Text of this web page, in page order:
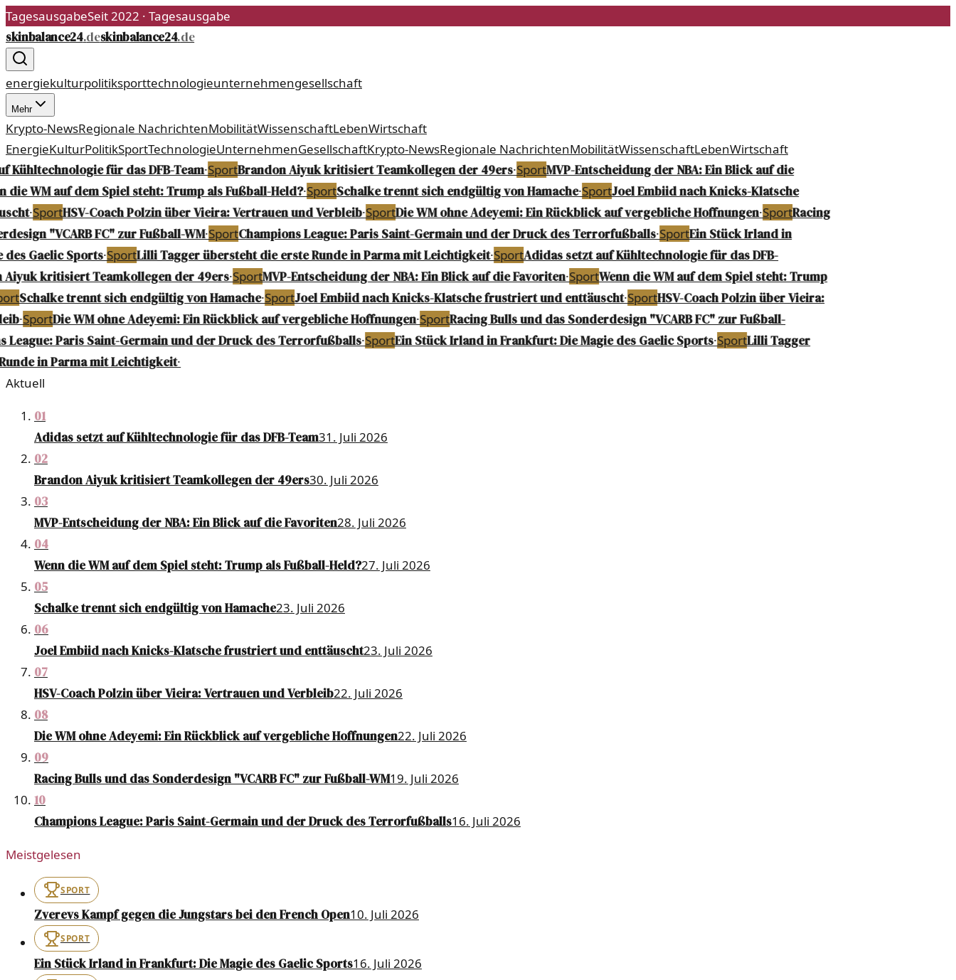
TagesausgabeSeit 2022 · Tagesausgabe
skinbalance24.deskinbalance24.de
energiekulturpolitiksporttechnologieunternehmengesellschaft
Mehr
Krypto-NewsRegionale NachrichtenMobilitätWissenschaftLebenWirtschaft
EnergieKulturPolitikSportTechnologieUnternehmenGesellschaftKrypto-NewsRegionale NachrichtenMobilitätWissenschaftLebenWirtschaft
für das DFB-Team·SportBrandon Aiyuk kritisiert Teamkollegen der 49ers·SportMVP-Entscheidung der NBA: Ein Blick auf die
die WM auf dem Spiel steht: Trump als Fußball-Held?·SportSchalke trennt sich endgültig von Hamache·SportJoel Embiid nach Knicks-Klatsche
·SportHSV-Coach Polzin über Vieira: Vertrauen und Verbleib·SportDie WM ohne Adeyemi: Ein Rückblick auf vergebliche Hoffnungen·SportRacing
"VCARB FC" zur Fußball-WM·SportChampions League: Paris Saint-Germain und der Druck des Terrorfußballs·SportEin Stück Irland in
Gaelic Sports·SportLilli Tagger übersteht die erste Runde in Parma mit Leichtigkeit·SportAdidas setzt auf Kühltechnologie für das DFB-
kritisiert Teamkollegen der 49ers·SportMVP-Entscheidung der NBA: Ein Blick auf die Favoriten·SportWenn die WM auf dem Spiel steht: Trump
Schalke trennt sich endgültig von Hamache·SportJoel Embiid nach Knicks-Klatsche frustriert und enttäuscht·SportHSV-Coach Polzin über Vieira:
·SportDie WM ohne Adeyemi: Ein Rückblick auf vergebliche Hoffnungen·SportRacing Bulls und das Sonderdesign "VCARB FC" zur Fußball-
League: Paris Saint-Germain und der Druck des Terrorfußballs·SportEin Stück Irland in Frankfurt: Die Magie des Gaelic Sports·SportLilli Tagger
in Parma mit Leichtigkeit·
Aktuell
01
Adidas setzt auf Kühltechnologie für das DFB-Team31. Juli 2026
02
Brandon Aiyuk kritisiert Teamkollegen der 49ers30. Juli 2026
03
MVP-Entscheidung der NBA: Ein Blick auf die Favoriten28. Juli 2026
04
Wenn die WM auf dem Spiel steht: Trump als Fußball-Held?27. Juli 2026
05
Schalke trennt sich endgültig von Hamache23. Juli 2026
06
Joel Embiid nach Knicks-Klatsche frustriert und enttäuscht23. Juli 2026
07
HSV-Coach Polzin über Vieira: Vertrauen und Verbleib22. Juli 2026
08
Die WM ohne Adeyemi: Ein Rückblick auf vergebliche Hoffnungen22. Juli 2026
09
Racing Bulls und das Sonderdesign "VCARB FC" zur Fußball-WM19. Juli 2026
10
Champions League: Paris Saint-Germain und der Druck des Terrorfußballs16. Juli 2026
Meistgelesen
SPORT
Zverevs Kampf gegen die Jungstars bei den French Open10. Juli 2026
SPORT
Ein Stück Irland in Frankfurt: Die Magie des Gaelic Sports16. Juli 2026